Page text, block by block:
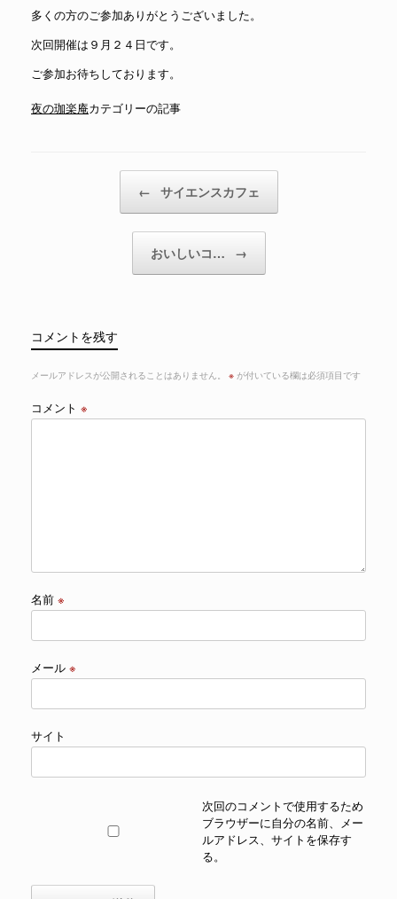
多くの方のご参加ありがとうございました。
次回開催は９月２４日です。
ご参加お待ちしております。
夜の珈楽庵カテゴリーの記事
← サイエンスカフェ
おいしいコ… →
コメントを残す
メールアドレスが公開されることはありません。 ※ が付いている欄は必須項目です
コメント ※
名前 ※
メール ※
サイト
次回のコメントで使用するため
ブラウザーに自分の名前、メー
ルアドレス、サイトを保存す
る。